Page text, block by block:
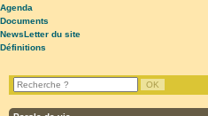
Agenda
Documents
NewsLetter du site
Définitions